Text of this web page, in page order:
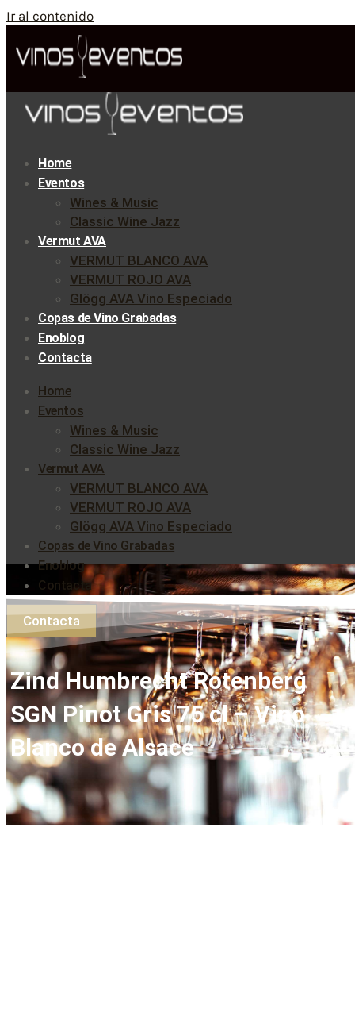
Ir al contenido
Home
Eventos
Wines & Music
Classic Wine Jazz
Vermut AVA
VERMUT BLANCO AVA
VERMUT ROJO AVA
Glögg AVA Vino Especiado
Copas de Vino Grabadas
Enoblog
Contacta
Home
Eventos
Wines & Music
Classic Wine Jazz
Vermut AVA
VERMUT BLANCO AVA
VERMUT ROJO AVA
Glögg AVA Vino Especiado
Copas de Vino Grabadas
Enoblog
Contacta
Contacta
Zind Humbrecht Rotenberg
SGN Pinot Gris 75 cl – Vino
Blanco de Alsace